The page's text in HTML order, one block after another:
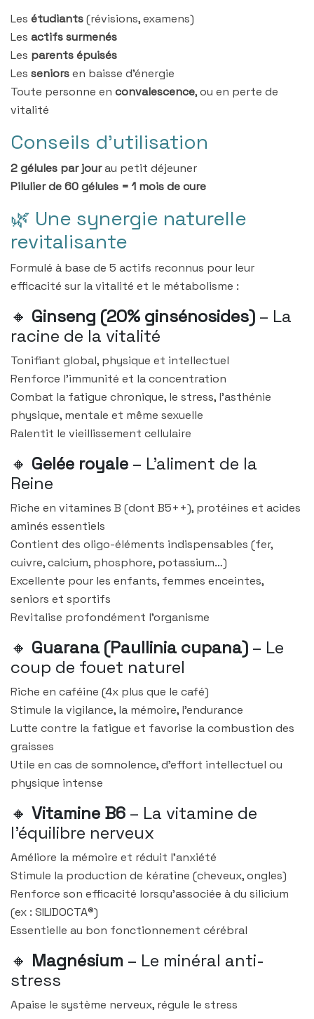
Les étudiants(révisions, examens)
Les actifs surmenés
Les parents épuisés
Les seniorsen baisse d’énergie
Toute personne en convalescence, ou en perte de
vitalité
Conseils d'utilisation
2 gélules par jourau petit déjeuner
Pilulier de 60 gélules = 1 mois de cure
🌿 Une synergie naturelle
revitalisante
Formulé à base de 5 actifs reconnus pour leur
efficacité sur la vitalité et le métabolisme :
🔸 Ginseng (20% ginsénosides) – La
racine de la vitalité
Tonifiant global, physique et intellectuel
Renforce l’immunité et la concentration
Combat la fatigue chronique, le stress, l’asthénie
physique, mentale et même sexuelle
Ralentit le vieillissement cellulaire
🔸 Gelée royale – L’aliment de la
Reine
Riche en vitamines B (dont B5++), protéines et acides
aminés essentiels
Contient des oligo-éléments indispensables (fer,
cuivre, calcium, phosphore, potassium…)
Excellente pour les enfants, femmes enceintes,
seniors et sportifs
Revitalise profondément l’organisme
🔸 Guarana (Paullinia cupana) – Le
coup de fouet naturel
Riche en caféine (4x plus que le café)
Stimule la vigilance, la mémoire, l’endurance
Lutte contre la fatigue et favorise la combustion des
graisses
Utile en cas de somnolence, d’effort intellectuel ou
physique intense
🔸 Vitamine B6 – La vitamine de
l’équilibre nerveux
Améliore la mémoire et réduit l’anxiété
Stimule la production de kératine (cheveux, ongles)
Renforce son efficacité lorsqu’associée à du silicium
(ex : SILIDOCTA®)
Essentielle au bon fonctionnement cérébral
🔸 Magnésium – Le minéral anti-
stress
Apaise le système nerveux, régule le stress